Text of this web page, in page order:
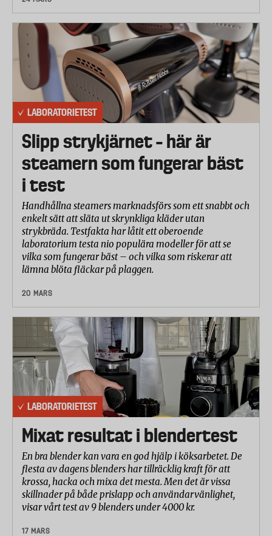
LABORATORIETEST
Slipp strykjärnet – här är
steamern som fungerar bäst
i test
Handhållna steamers marknadsförs som ett snabbt och
enkelt sätt att släta ut skrynkliga kläder utan
strykbräda. Testfakta har låtit ett oberoende
laboratorium testa nio populära modeller för att se
vilka som fungerar bäst – och vilka som riskerar att
lämna blöta fläckar på plaggen.
20 MARS
LABORATORIETEST
Mixat resultat i blendertest
En bra blender kan vara en god hjälp i köksarbetet. De
flesta av dagens blenders har tillräcklig kraft för att
krossa, hacka och mixa det mesta. Men det är vissa
skillnader på både prislapp och användarvänlighet,
visar vårt test av 9 blenders under 4000 kr.
17 MARS